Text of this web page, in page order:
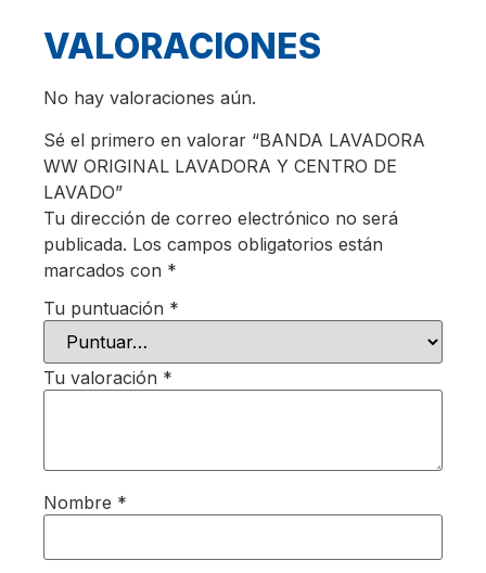
VALORACIONES
No hay valoraciones aún.
Sé el primero en valorar “BANDA LAVADORA
WW ORIGINAL LAVADORA Y CENTRO DE
LAVADO”
Tu dirección de correo electrónico no será
publicada. Los campos obligatorios están
marcados con *
Tu puntuación *
Tu valoración *
Nombre *